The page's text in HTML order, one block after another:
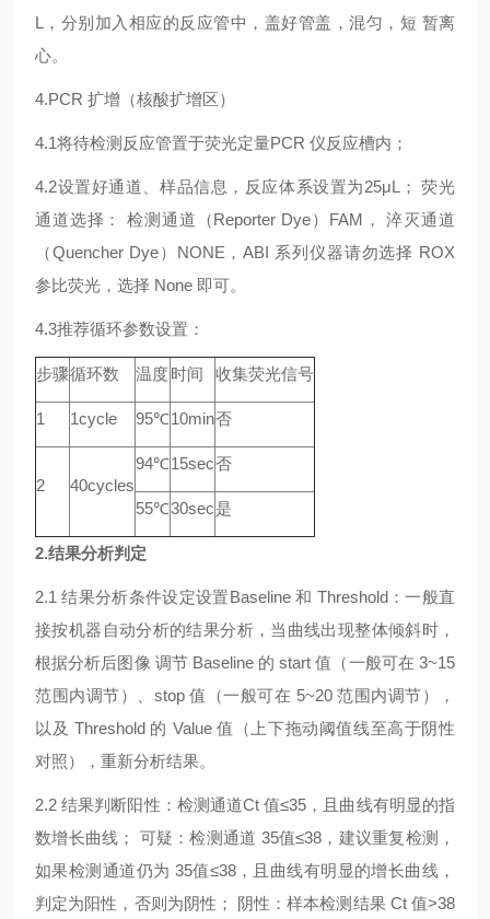
L，分别加入相应的反应管中，盖好管盖，混匀，短 暂离
心。
4.PCR 扩增（核酸扩增区）
4.1将待检测反应管置于荧光定量PCR 仪反应槽内；
4.2设置好通道、样品信息，反应体系设置为25μL； 荧光
通道选择： 检测通道（Reporter Dye）FAM， 淬灭通道
（Quencher Dye）NONE，ABI 系列仪器请勿选择 ROX
参比荧光，选择 None 即可。
4.3推荐循环参数设置：
步骤循环数 温度时间 收集荧光信号
1 1cycle 95℃10min否
2 40cycles
94℃15sec否
55℃30sec是
2.结果分析判定
2.1 结果分析条件设定设置Baseline 和 Threshold：一般直
接按机器自动分析的结果分析，当曲线出现整体倾斜时，
根据分析后图像 调节 Baseline 的 start 值（一般可在 3~15
范围内调节）、stop 值（一般可在 5~20 范围内调节），
以及 Threshold 的 Value 值（上下拖动阈值线至高于阴性
对照），重新分析结果。
2.2 结果判断阳性：检测通道Ct 值≤35，且曲线有明显的指
数增长曲线； 可疑：检测通道 35值≤38，建议重复检测，
如果检测通道仍为 35值≤38，且曲线有明显的增长曲线，
判定为阳性，否则为阴性； 阴性：样本检测结果 Ct 值>38